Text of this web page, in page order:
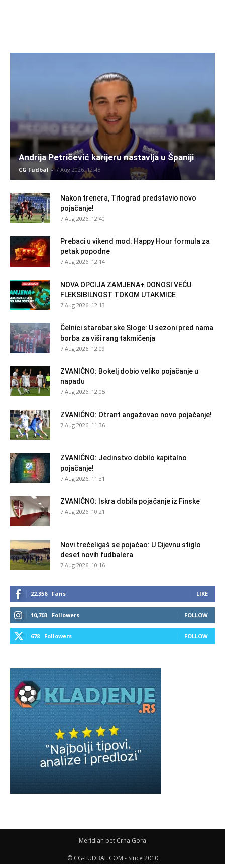
Andrija Petričević karijeru nastavlja u Španiji
CG Fudbal - 7 Aug 2026. 12:45
Nakon trenera, Titograd predstavio novo
pojačanje!
7 Aug 2026. 12:40
Prebaci u vikend mod: Happy Hour formula za
petak popodne
7 Aug 2026. 12:14
NOVA OPCIJA ZAMJENA+ DONOSI VEĆU
FLEKSIBILNOST TOKOM UTAKMICE
7 Aug 2026. 12:13
Čelnici starobarske Sloge: U sezoni pred nama
borba za viši rang takmičenja
7 Aug 2026. 12:09
ZVANIČNO: Bokelj dobio veliko pojačanje u
napadu
7 Aug 2026. 12:05
ZVANIČNO: Otrant angažovao novo pojačanje!
7 Aug 2026. 11:36
ZVANIČNO: Jedinstvo dobilo kapitalno
pojačanje!
7 Aug 2026. 11:31
ZVANIČNO: Iskra dobila pojačanje iz Finske
7 Aug 2026. 10:21
Novi trećeligaš se pojačao: U Cijevnu stiglo
deset novih fudbalera
7 Aug 2026. 10:16
22,356 Fans LIKE
10,703 Followers FOLLOW
678 Followers FOLLOW
Meridian bet Crna Gora
© CG-FUDBAL.COM - Since 2010